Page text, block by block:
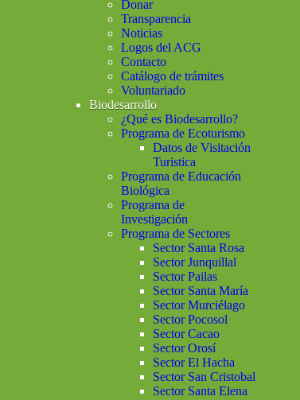
Donar
Transparencia
Noticias
Logos del ACG
Contacto
Catálogo de trámites
Voluntariado
Biodesarrollo
¿Qué es Biodesarrollo?
Programa de Ecoturismo
Datos de Visitación
Turistica
Programa de Educación
Biológica
Programa de
Investigación
Programa de Sectores
Sector Santa Rosa
Sector Junquillal
Sector Pailas
Sector Santa María
Sector Murciélago
Sector Pocosol
Sector Cacao
Sector Orosí
Sector El Hacha
Sector San Cristobal
Sector Santa Elena